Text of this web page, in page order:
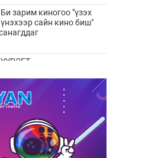
зарим киногоо "үзэх
үнэхээр сайн кино биш"
цаг агаарын